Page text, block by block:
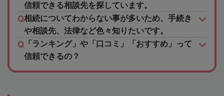
信頼できる相談先を探しています。
相続についてわからない事が多いため、手続き
や相談先、法律など色々知りたいです。
「ランキング」や「口コミ」「おすすめ」って
信頼できるの？